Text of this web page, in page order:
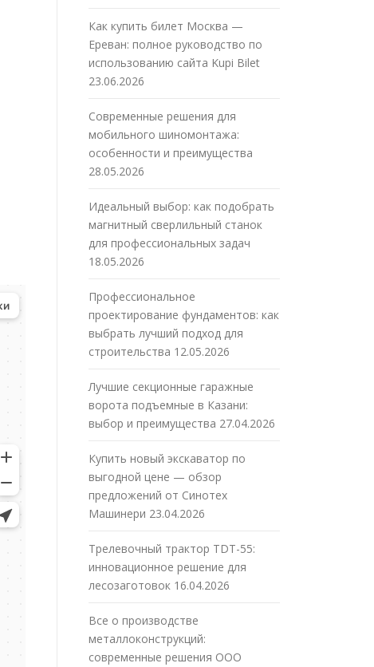
Как купить билет Москва —
Ереван: полное руководство по
использованию сайта Kupi Bilet
23.06.2026
Современные решения для
мобильного шиномонтажа:
особенности и преимущества
28.05.2026
Идеальный выбор: как подобрать
магнитный сверлильный станок
для профессиональных задач
18.05.2026
Профессиональное
проектирование фундаментов: как
выбрать лучший подход для
строительства 12.05.2026
Лучшие секционные гаражные
ворота подъемные в Казани:
выбор и преимущества 27.04.2026
Купить новый экскаватор по
выгодной цене — обзор
предложений от Синотех
Машинери 23.04.2026
Трелевочный трактор TDT-55:
инновационное решение для
лесозаготовок 16.04.2026
Все о производстве
металлоконструкций:
современные решения ООО